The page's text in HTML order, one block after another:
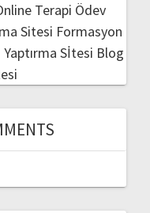
Terapi Ödev
Sitesi Formasyon
Sİtesi Blog